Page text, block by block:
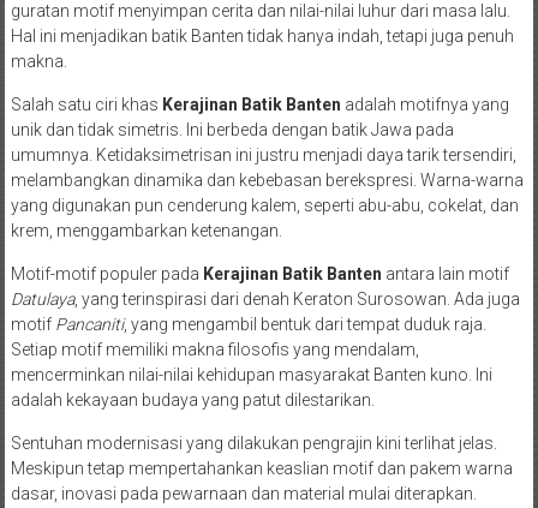
guratan motif menyimpan cerita dan nilai-nilai luhur dari masa lalu.
Hal ini menjadikan batik Banten tidak hanya indah, tetapi juga penuh
makna.
Salah satu ciri khas Kerajinan Batik Banten adalah motifnya yang
unik dan tidak simetris. Ini berbeda dengan batik Jawa pada
umumnya. Ketidaksimetrisan ini justru menjadi daya tarik tersendiri,
melambangkan dinamika dan kebebasan berekspresi. Warna-warna
yang digunakan pun cenderung kalem, seperti abu-abu, cokelat, dan
krem, menggambarkan ketenangan.
Motif-motif populer pada Kerajinan Batik Banten antara lain motif
Datulaya, yang terinspirasi dari denah Keraton Surosowan. Ada juga
motif Pancaniti, yang mengambil bentuk dari tempat duduk raja.
Setiap motif memiliki makna filosofis yang mendalam,
mencerminkan nilai-nilai kehidupan masyarakat Banten kuno. Ini
adalah kekayaan budaya yang patut dilestarikan.
Sentuhan modernisasi yang dilakukan pengrajin kini terlihat jelas.
Meskipun tetap mempertahankan keaslian motif dan pakem warna
dasar, inovasi pada pewarnaan dan material mulai diterapkan.